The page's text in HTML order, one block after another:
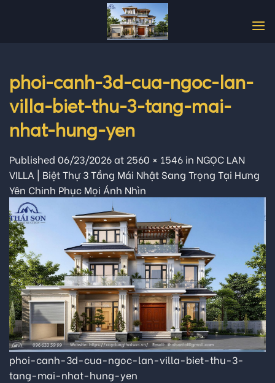
phoi-canh-3d-cua-ngoc-lan-
villa-biet-thu-3-tang-mai-
nhat-hung-yen
Published 06/23/2026at 2560 × 1546 in NGỌC LAN
VILLA | Biệt Thự 3 Tầng Mái Nhật Sang Trọng Tại Hưng
Yên Chinh Phục Mọi Ánh Nhìn
phoi-canh-3d-cua-ngoc-lan-villa-biet-thu-3-
tang-mai-nhat-hung-yen